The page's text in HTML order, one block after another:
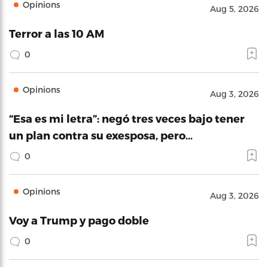
Opinions Aug 5, 2026
Terror a las 10 AM
0
Opinions Aug 3, 2026
“Esa es mi letra”: negó tres veces bajo tener
un plan contra su exesposa, pero…
0
Opinions Aug 3, 2026
Voy a Trump y pago doble
0